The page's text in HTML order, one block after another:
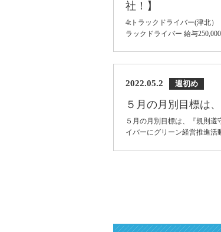
社！】
4tトラックドライバー(津北）
ラックドライバー 給与
2022.05.2 週初め
５月の月別目標は
５月の月別目標は、『規則
イバーにグリーン経営推